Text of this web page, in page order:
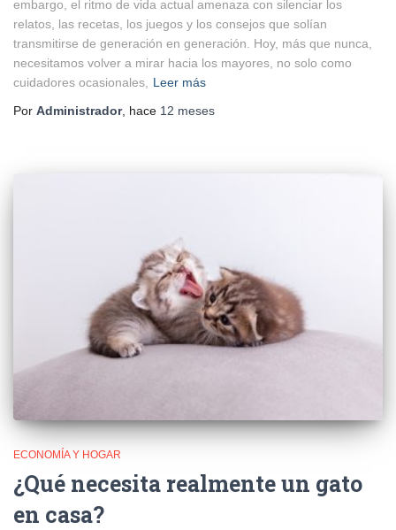
embargo, el ritmo de vida actual amenaza con silenciar los
relatos, las recetas, los juegos y los consejos que solían
transmitirse de generación en generación. Hoy, más que nunca,
necesitamos volver a mirar hacia los mayores, no solo como
cuidadores ocasionales, Leer más
Por Administrador, hace 12 meses
ECONOMÍA Y HOGAR
¿Qué necesita realmente un gato
en casa?